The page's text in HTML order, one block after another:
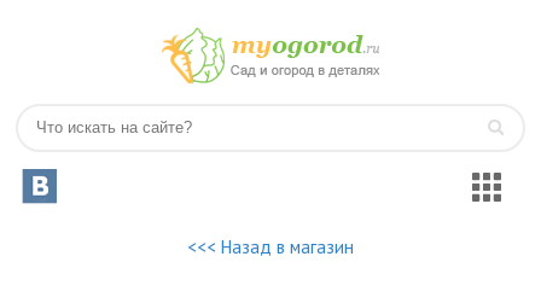
<<< Назад в магазин